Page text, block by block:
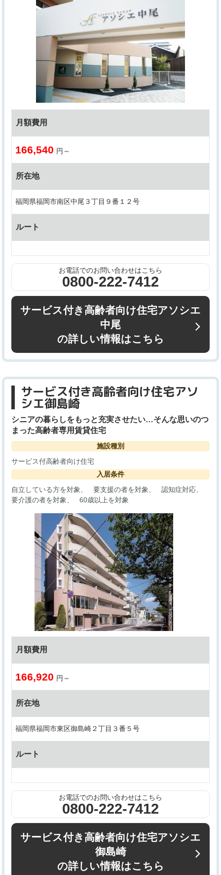
月額費用
166,540 円～
所在地
福岡県福岡市南区中尾３丁目９番１２号
ルート
お電話でのお問い合わせはこちら
0800-222-7412
サービス付き高齢者向け住宅アソシエ
中尾
の詳しい情報はこちら
サービス付き高齢者向け住宅アソ
シエ御島崎
シニアの暮らしをもっと充実させたい…そんな思いのつ
まった高齢者専用賃貸住宅
施設種別
サービス付高齢者向け住宅
入居条件
自立している方を対象
要支援の者を対象
認知症対応
要介護の者を対象
60歳以上を対象
月額費用
166,920 円～
所在地
福岡県福岡市東区御島崎２丁目３番５号
ルート
お電話でのお問い合わせはこちら
0800-222-7412
サービス付き高齢者向け住宅アソシエ
御島崎
の詳しい情報はこちら